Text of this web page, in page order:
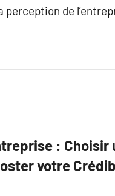
perception de
: Choisir
votre